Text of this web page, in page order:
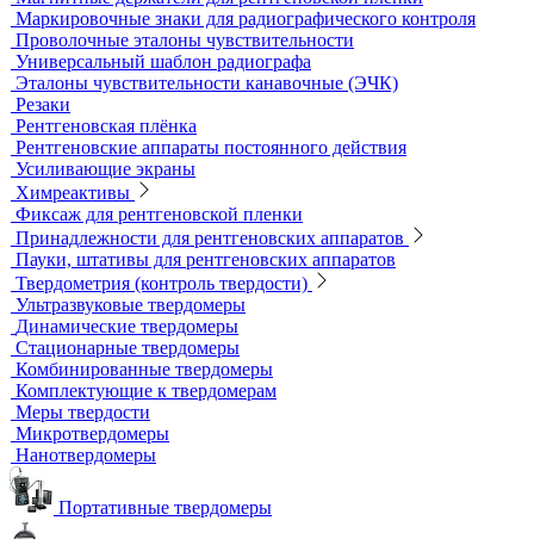
Радиационный контроль
Проявочные машины для рентгеновской пленки
Денситометры
Дозиметры
Импульсные рентгеновские аппараты
Комплексы цифровой радиографии
Кроулеры
Негатоскопы
Оцифровщики рентгеновских снимков
Плоскопанельные детекторы
Принадлежности для рентгенографии
Гибкие кассеты для рентгеновской пленки
Литеры маркировочные
Магнитные держатели для рентгеновской пленки
Маркировочные знаки для радиографического контроля
Проволочные эталоны чувствительности
Универсальный шаблон радиографа
Эталоны чувствительности канавочные (ЭЧК)
Резаки
Рентгеновская плёнка
Рентгеновские аппараты постоянного действия
Усиливающие экраны
Химреактивы
Фиксаж для рентгеновской пленки
Принадлежности для рентгеновских аппаратов